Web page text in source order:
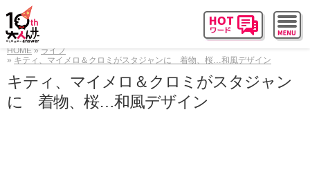
HOME
ライフ
キティ、マイメロ＆クロミがスタジャンに 着物、桜…和風デザイン
キティ、マイメロ＆クロミがスタジャン
に 着物、桜…和風デザイン